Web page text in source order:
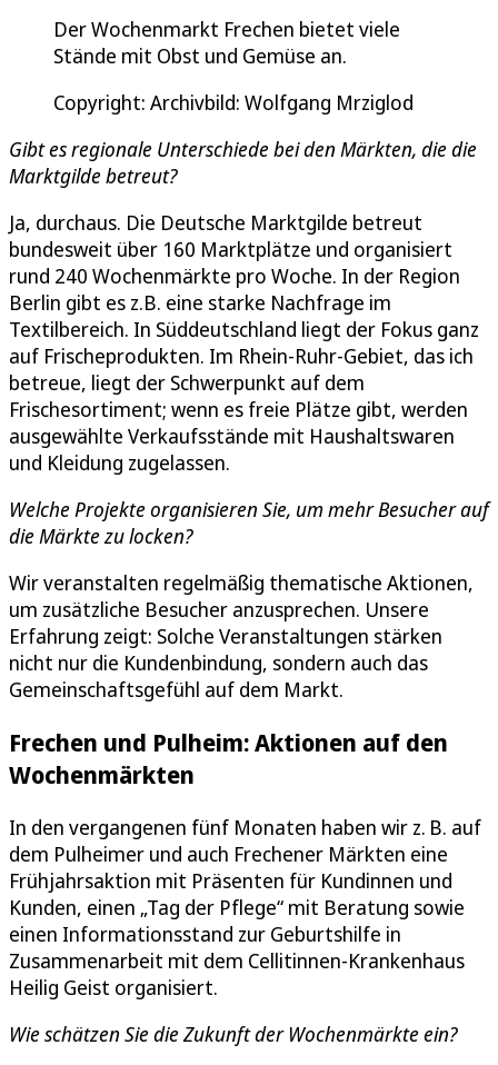
Der Wochenmarkt Frechen bietet viele
Stände mit Obst und Gemüse an.
Copyright: Archivbild: Wolfgang Mrziglod
Gibt es regionale Unterschiede bei den Märkten, die die
Marktgilde betreut?
Ja, durchaus. Die Deutsche Marktgilde betreut
bundesweit über 160 Marktplätze und organisiert
rund 240 Wochenmärkte pro Woche. In der Region
Berlin gibt es z.B. eine starke Nachfrage im
Textilbereich. In Süddeutschland liegt der Fokus ganz
auf Frischeprodukten. Im Rhein-Ruhr-Gebiet, das ich
betreue, liegt der Schwerpunkt auf dem
Frischesortiment; wenn es freie Plätze gibt, werden
ausgewählte Verkaufsstände mit Haushaltswaren
und Kleidung zugelassen.
Welche Projekte organisieren Sie, um mehr Besucher auf
die Märkte zu locken?
Wir veranstalten regelmäßig thematische Aktionen,
um zusätzliche Besucher anzusprechen. Unsere
Erfahrung zeigt: Solche Veranstaltungen stärken
nicht nur die Kundenbindung, sondern auch das
Gemeinschaftsgefühl auf dem Markt.
Frechen und Pulheim: Aktionen auf den
Wochenmärkten
In den vergangenen fünf Monaten haben wir z. B. auf
dem Pulheimer und auch Frechener Märkten eine
Frühjahrsaktion mit Präsenten für Kundinnen und
Kunden, einen „Tag der Pflege“ mit Beratung sowie
einen Informationsstand zur Geburtshilfe in
Zusammenarbeit mit dem Cellitinnen-Krankenhaus
Heilig Geist organisiert.
Wie schätzen Sie die Zukunft der Wochenmärkte ein?